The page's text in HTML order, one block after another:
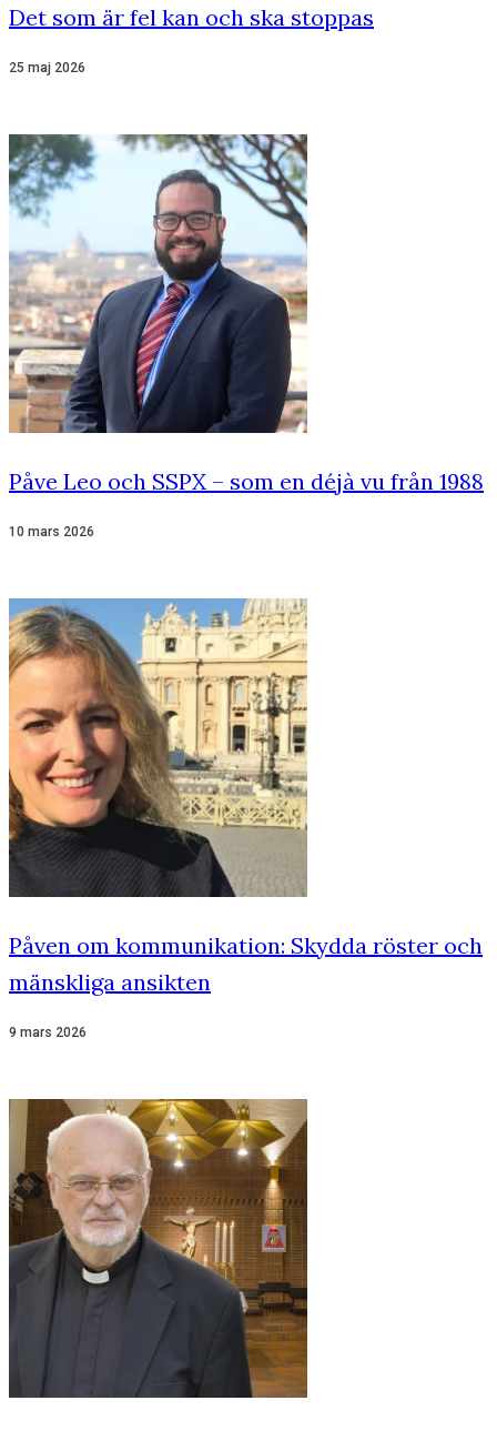
Det som är fel kan och ska stoppas
25 maj 2026
Påve Leo och SSPX – som en déjà vu från 1988
10 mars 2026
Påven om kommunikation: Skydda röster och
mänskliga ansikten
9 mars 2026